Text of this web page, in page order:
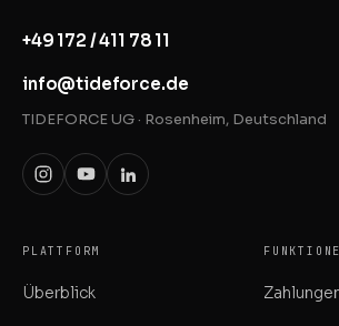
+49 172 / 411 78 11
info@tideforce.de
TIDEFORCE UG · Rosenheim, Deutschland
PLATTFORM
Überblick